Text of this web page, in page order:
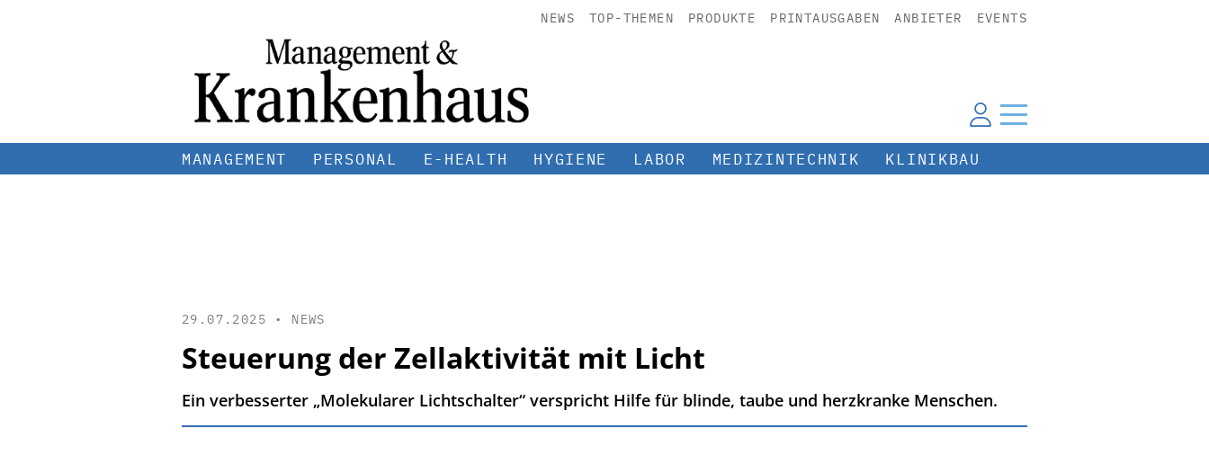
NEWS TOP-THEMEN PRODUKTE PRINTAUSGABEN ANBIETER EVENTS
MANAGEMENT PERSONAL E-HEALTH HYGIENE LABOR MEDIZINTECHNIK KLINIKBAU
29.07.2025 • NEWS
Steuerung der Zellaktivität mit Licht
Ein verbesserter „Molekularer Lichtschalter“ verspricht Hilfe für blinde, taube und herzkranke Menschen.